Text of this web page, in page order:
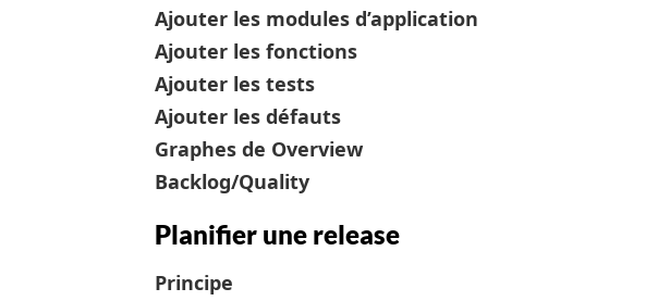
Ajouter les modules d’application
Ajouter les fonctions
Ajouter les tests
Ajouter les défauts
Graphes de Overview
Backlog/Quality
Planifier une release
Principe